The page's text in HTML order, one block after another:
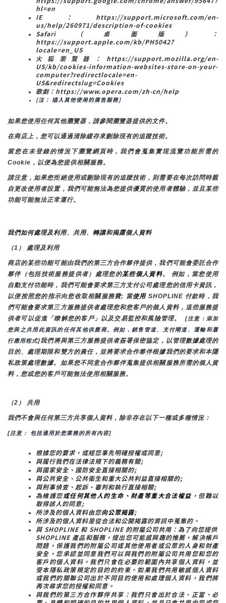
hl=en
IE：https://support.microsoft.com/en-
us/help/260971/description-of-cookies
Safari（桌面版）：
https://support.apple.com/kb/PH5042?
locale=en_US
火狐瀏覽器：https://support.mozilla.org/en-
US/kb/cookies-information-websites-store-on-your-
computer?redirectlocale=en-
US&redirectslug=Cookies
歌劇：https://www.opera.com/zh-cn/help
[注： 插入其他使用的廣告服務]
如果您使用任何其他瀏覽器，請參閱瀏覽器提供的文件。
在商店上，您可以通過清除緩存來刪除現有的追蹤技術。
當您在未登錄的情況下瀏覽網頁時，我們會蒐集實現流覽功能所需的
Cookie，以便為您提供相關服務。
請注意，如果您拒絕使用或刪除現有的追蹤技術，則需要在每次訪問時親
自更改使用者設置，我們可能無法為您提供優質的使用者體驗，並且某些
功能可能無法正常運行。
我們如何處理及利用、共用、轉讓和揭露個人資料
（1） 處理及利用
商店的某些功能可能由我們的第三方合作夥伴提供，我們可能會委託合作
夥伴（包括技術服務提供者）處理您的某些個人資料。 例如，當您使用
自動支付功能時，我們可能會要求第三方支付公司處理您的信用卡資訊，
以便按照您的指示向您收取相關服務費; 當使用 SHOPLINE 付款時，我
們可能會要求第三方服務提供者處理您和您客戶的個人資料，這些服務提
供者可以促進「瞭解您的客戶」以及交易監控和風險管理。
[注意：添加
您與之共用此資訊的任何其他供應商。例如，銷售管道、支付閘道、運輸和履
行應用程式]我們將與第三方服務提供者簽署保密協定，以管理數據處理的
目的、處理期限和雙方的責任，並將要求合作夥伴根據我們的要求和本隱
私政策處理數據。如果您不同意合作夥伴蒐集提供相關服務所需的個人資
料，您或您的客戶可能無法使用相關服務。
（2） 共用
我們不會與任何第三方共享個人資料，除非存在以下一種或多種情況：
[注意： 包括適用於您業務的所有內容]
根據您的要求，或經您事先明確授權或同意;
與履行我們在法律法規下的義務有關;
與國家安全、國防安全直接相關的;
與公共安全、公共衛生和重大公共利益直接相關的;
與刑事偵查、起訴、審判和執行直接相關;
為維護您或任何其他人的生命、財產等重大合法權益，但難以
取得該人的同意;
所涉及的個人資料由您向公眾揭露;
所涉及的個人資料是從合法和公開揭露的資訊中蒐集的。
與 SHOPLINE 和 SHOPLINE 的附屬公司共用：為了向您提供
SHOPLINE 產品和服務，提出您可能感興趣的推薦，解決帳戶
問題，保護我們的附屬公司或其他使用者或公眾的人身和財產
安全，您承認並同意我們可以與我們的附屬公司共用您和您的
客戶的個人資料。我們只會在必要的範圍內共享個人資料，並
受本隱私政策規定的目的的約束。如果我們共用敏感個人資料
或我們的關聯公司出於不同目的使用和處理個人資料，我們將
再次尋求您的授權和同意。
與我們的第三方合作夥伴共享：我們只會出於合法、正當、必